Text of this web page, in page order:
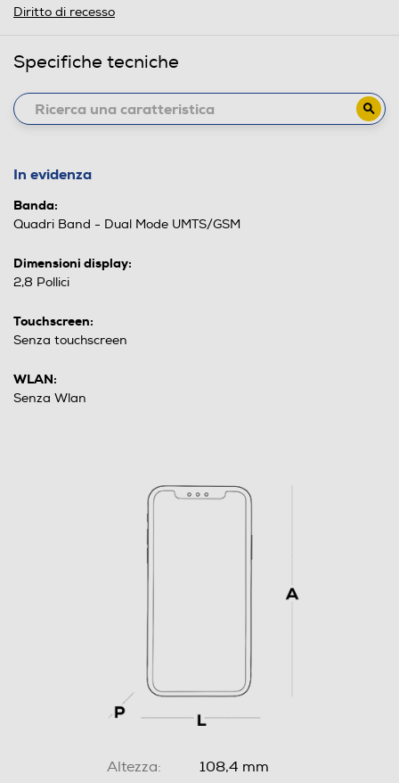
Diritto di recesso
Specifiche tecniche
In evidenza
Banda:
Quadri Band - Dual Mode UMTS/GSM
Dimensioni display:
2,8 Pollici
Touchscreen:
Senza touchscreen
WLAN:
Senza Wlan
Altezza:
108,4 mm